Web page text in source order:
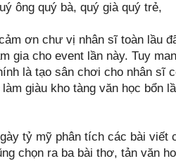
ông quý bà, quý già quý trẻ,
ơn chư vị nhân sĩ toàn lầu
gia cho event lần này. Tuy
là tạo sân chơi cho nhân sĩ
giàu kho tàng văn học bổn
tỷ mỹ phân tích các bài viết
chọn ra ba bài thơ, tản văn